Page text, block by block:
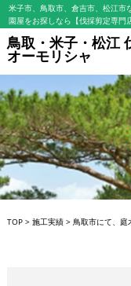
米子市、鳥取市、倉吉市、松江市
園屋をお探しなら【伐採剪定専門
鳥取・米子・松江
オーモリシャ
TOP> 施工実績> 鳥取市にて、庭